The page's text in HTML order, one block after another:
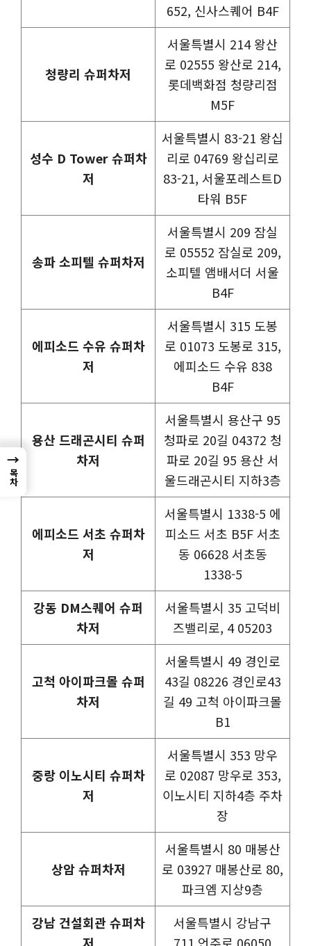
652, 신사스퀘어 B4F
청량리 슈퍼차저
서울특별시 214 왕산
로 02555 왕산로 214,
롯데백화점 청량리점
M5F
성수 D Tower 슈퍼차
저
서울특별시 83-21 왕십
리로 04769 왕십리로
83-21, 서울포레스트D
타워 B5F
송파 소피텔 슈퍼차저
서울특별시 209 잠실
로 05552 잠실로 209,
소피텔 앰배서더 서울
B4F
에피소드 수유 슈퍼차
저
서울특별시 315 도봉
로 01073 도봉로 315,
에피소드 수유 838
B4F
용산 드래곤시티 슈퍼
차저
서울특별시 용산구 95
청파로 20길 04372 청
파로 20길 95 용산 서
울드래곤시티 지하3층
에피소드 서초 슈퍼차
저
서울특별시 1338-5 에
피소드 서초 B5F 서초
동 06628 서초동
1338-5
강동 DM스퀘어 슈퍼
차저
서울특별시 35 고덕비
즈밸리로, 4 05203
고척 아이파크몰 슈퍼
차저
서울특별시 49 경인로
43길 08226 경인로43
길 49 고척 아이파크몰
B1
중랑 이노시티 슈퍼차
저
서울특별시 353 망우
로 02087 망우로 353,
이노시티 지하4층 주차
장
상암 슈퍼차저
서울특별시 80 매봉산
로 03927 매봉산로 80,
파크엠 지상9층
강남 건설회관 슈퍼차
서울특별시 강남구
→
목차